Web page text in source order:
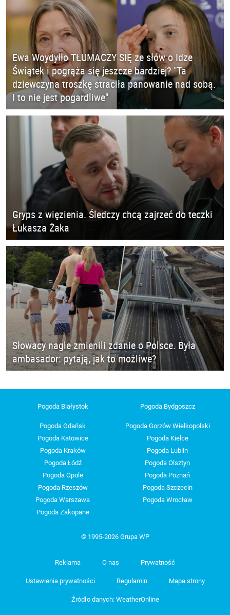
Ewa Woydyłło TŁUMACZY SIĘ ze słów o Idze
Świątek i pogrąża się jeszcze bardziej? "Ta
dziewczyna troszkę straciła panowanie nad sobą.
I to nie jest pogardliwe"
Gryps z więzienia. Śledczy chcą zajrzeć do teczki
Łukasza Żaka
Słowacy nagle zmienili zdanie o Polsce. Była
ambasador: pytają, jak to możliwe?
Pogoda Białystok Pogoda Bydgoszcz
Pogoda Gdańsk
Pogoda Gorzów Wielkopolski
Pogoda Katowice
Pogoda Kielce
Pogoda Kraków
Pogoda Lublin
Pogoda Łódź
Pogoda Olsztyn
Pogoda Opole
Pogoda Poznań
Pogoda Rzeszów
Pogoda Szczecin
Pogoda Warszawa
Pogoda Wrocław
Pogoda Zakopane
© 1995-2026 Grupa WP
Reklama O nas Prywatność
Ustawienia prywatności Regulamin Mapa strony
Źródło danych: WeatherOnline